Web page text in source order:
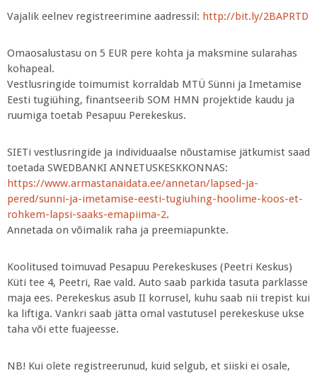
Vajalik eelnev registreerimine aadressil: http://bit.ly/2BAPRTD
Omaosalustasu on 5 EUR pere kohta ja maksmine sularahas
kohapeal.
Vestlusringide toimumist korraldab MTÜ Sünni ja Imetamise
Eesti tugiühing, finantseerib SOM HMN projektide kaudu ja
ruumiga toetab Pesapuu Perekeskus.
SIETi vestlusringide ja individuaalse nõustamise jätkumist saad
toetada SWEDBANKI ANNETUSKESKKONNAS:
https://www.armastanaidata.ee/annetan/lapsed-ja-
pered/sunni-ja-imetamise-eesti-tugiuhing-hoolime-koos-et-
rohkem-lapsi-saaks-emapiima-2.
Annetada on võimalik raha ja preemiapunkte.
Koolitused toimuvad Pesapuu Perekeskuses (Peetri Keskus)
Küti tee 4, Peetri, Rae vald. Auto saab parkida tasuta parklasse
maja ees. Perekeskus asub II korrusel, kuhu saab nii trepist kui
ka liftiga. Vankri saab jätta omal vastutusel perekeskuse ukse
taha või ette fuajeesse.
NB! Kui olete registreerunud, kuid selgub, et siiski ei osale,